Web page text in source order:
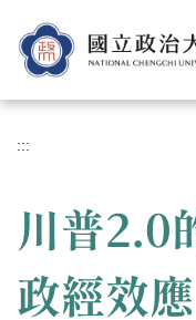
到
主
內
區
:::
川普2.0
政經效